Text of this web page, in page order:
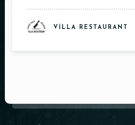
VILLA RESTAURANT
Kişi Sayısı